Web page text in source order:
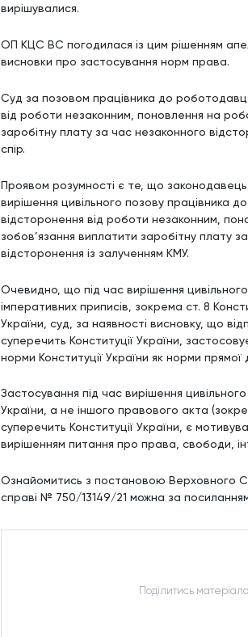
вирішувалися.
ОП КЦС ВС погодилася із цим рішенням
висновки про застосування норм права.
Суд за позовом працівника до
від роботи незаконним, поновлення на
заробітну плату за час незаконного
спір.
Проявом розумності є те, що законодавець
вирішення цивільного позову працівника
відсторонення від роботи незаконним,
зобов’язання виплатити заробітну плату
відсторонення із залученням КМУ.
Очевидно, що під час вирішення
імперативних приписів, зокрема ст. 8
України, суд, за наявності висновку, що
суперечить Конституції України,
норми Конституції України як норми прямої
Застосування під час вирішення
України, а не іншого правового акта
суперечить Конституції України, є
вирішенням питання про права, свободи,
Ознайомитись з постановою Верховного
справі № 750/13149/21 можна за
Подiлитись